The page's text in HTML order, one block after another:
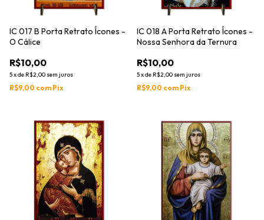
IC 017 B Porta Retrato Ícones -
O Cálice
R$10,00
5xde R$2,00 sem juros
R$9,00 com Pix
IC 018 A Porta Retrato Ícones -
Nossa Senhora da Ternura
R$10,00
5xde R$2,00 sem juros
R$9,00 com Pix